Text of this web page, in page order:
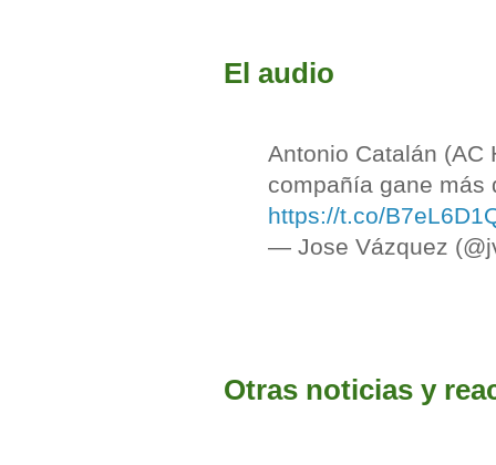
El audio
Antonio Catalán (AC
compañía gane más
https://t.co/
— Jose Vázquez
Otras noticias y